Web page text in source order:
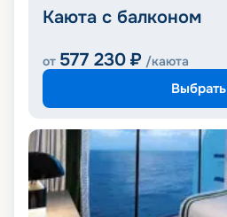
Каюта с балконом
от 577 230 ₽ /каюта
Выбрать